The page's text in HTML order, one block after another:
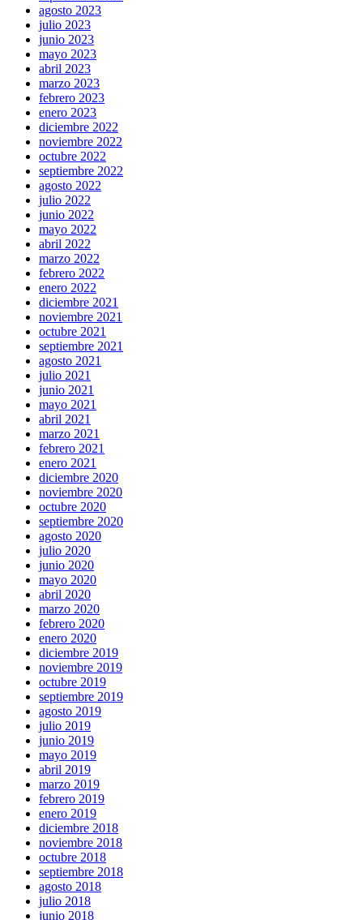
agosto 2023
julio 2023
junio 2023
mayo 2023
abril 2023
marzo 2023
febrero 2023
enero 2023
diciembre 2022
noviembre 2022
octubre 2022
septiembre 2022
agosto 2022
julio 2022
junio 2022
mayo 2022
abril 2022
marzo 2022
febrero 2022
enero 2022
diciembre 2021
noviembre 2021
octubre 2021
septiembre 2021
agosto 2021
julio 2021
junio 2021
mayo 2021
abril 2021
marzo 2021
febrero 2021
enero 2021
diciembre 2020
noviembre 2020
octubre 2020
septiembre 2020
agosto 2020
julio 2020
junio 2020
mayo 2020
abril 2020
marzo 2020
febrero 2020
enero 2020
diciembre 2019
noviembre 2019
octubre 2019
septiembre 2019
agosto 2019
julio 2019
junio 2019
mayo 2019
abril 2019
marzo 2019
febrero 2019
enero 2019
diciembre 2018
noviembre 2018
octubre 2018
septiembre 2018
agosto 2018
julio 2018
junio 2018